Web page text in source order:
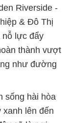
Riverside -
& Đô Thị
nỗ lực đẩy
thành vượt
như đường
sống hài hòa
lên đến